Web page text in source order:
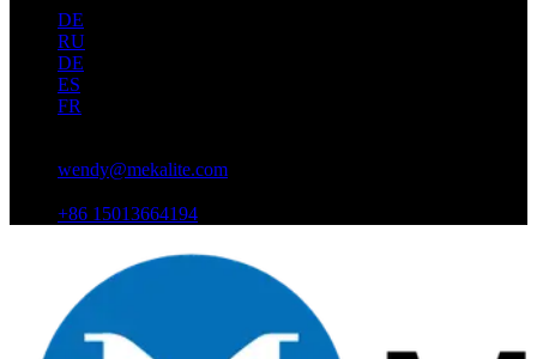
DE
RU
DE
ES
FR
wendy@mekalite.com
+86 15013664194